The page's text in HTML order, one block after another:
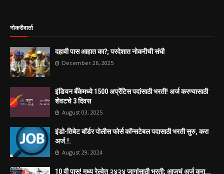
नोकरीवार्ता
दहावी पास आहात का?; परदेशात नोकरीची संधी
December 26, 2025
इंडियन बँकेमध्ये 1500 अप्रेंटिस पदांसाठी भरती! अर्ज करण्यासाठी
शेवटचे 3 दिवस
August 03, 2025
इंडो-तिबेट बॉर्डर पोलीस फोर्स कॉन्सटेबल पदासाठी भरती सुरु, करा
अर्ज.!.
August 29, 2024
10 वी पास! मध्य रेल्वेत २४२४ जागांसाठी भरती; आजचं अर्ज करा...